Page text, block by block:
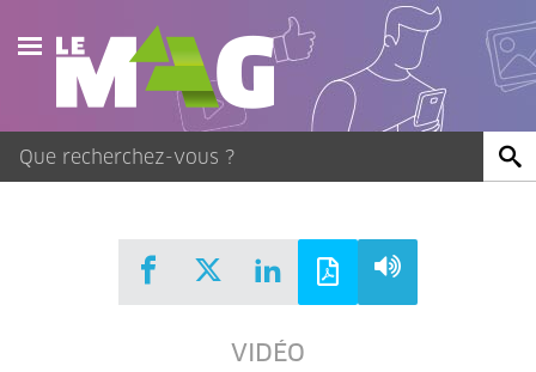
Actualités
Agenda
Publications
VIDÉO